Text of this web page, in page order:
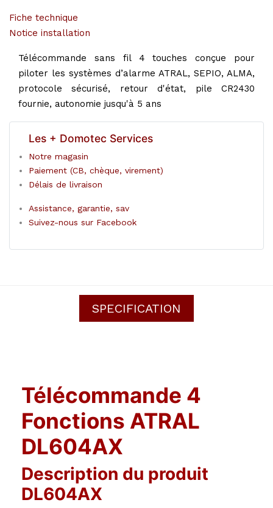
Fiche technique
Notice installation
Télécommande sans fil 4 touches conçue pour
piloter les systèmes d’alarme ATRAL, SEPIO, ALMA,
protocole sécurisé, retour d'état, pile CR2430
fournie, autonomie jusqu'à 5 ans
Les + Domotec Services
Notre magasin
Paiement (CB, chèque, virement)
Délais de livraison
Assistance, garantie, sav
Suivez-nous sur Facebook
SPECIFICATION
Télécommande 4
Fonctions ATRAL
DL604AX
Description du produit
DL604AX